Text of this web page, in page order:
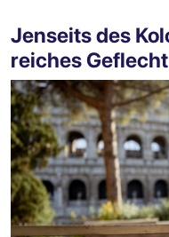
Jenseits des
reiches Geflecht